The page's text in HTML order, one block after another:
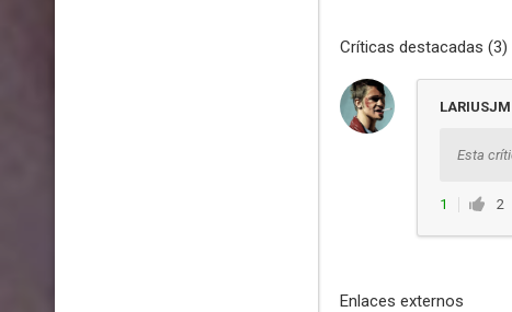
Críticas destacadas (3)
LARIUSJM
Esta
1 2
Enlaces externos